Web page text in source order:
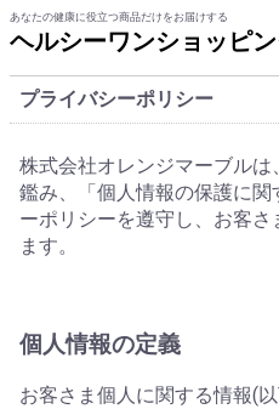
あなたの健康に役立つ商品だけをお届けする
ヘルシーワンショッピ
プライバシーポリシー
株式会社オレンジマーブル
鑑み、「個人情報の保護に
ーポリシーを遵守し、お客
ます。
個人情報の定義
お客さま個人に関する情報(